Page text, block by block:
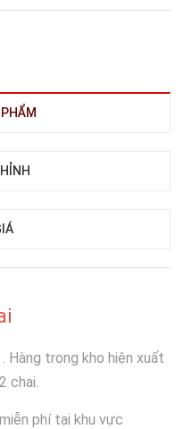
Hàng trong kho hiện xuất
chai.
phí tại khu vực